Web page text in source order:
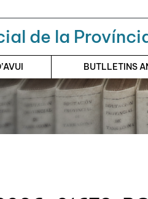
de la
BUTLLETINS